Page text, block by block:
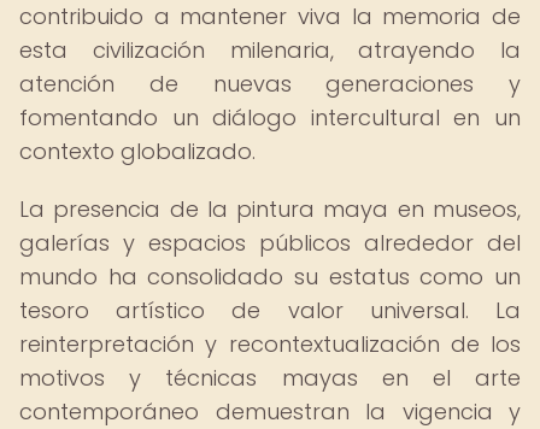
contribuido a mantener viva la memoria de
esta civilización milenaria, atrayendo la
atención de nuevas generaciones y
fomentando un diálogo intercultural en un
contexto globalizado.
La presencia de la pintura maya en museos,
galerías y espacios públicos alrededor del
mundo ha consolidado su estatus como un
tesoro artístico de valor universal. La
reinterpretación y recontextualización de los
motivos y técnicas mayas en el arte
contemporáneo demuestran la vigencia y